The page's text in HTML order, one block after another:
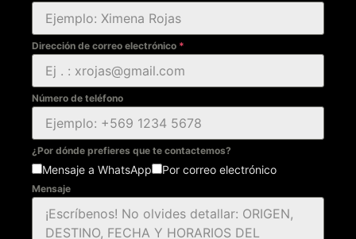
Dirección de correo electrónico *
Número de teléfono
¿Por dónde prefieres que te contactemos?
Mensaje a WhatsApp Por correo electrónico
Mensaje